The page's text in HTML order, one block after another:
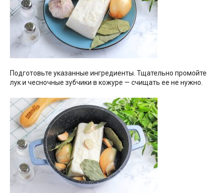
Подготовьте указанные ингредиенты. Тщательно промойте
лук и чесночные зубчики в кожуре — счищать ее не нужно.